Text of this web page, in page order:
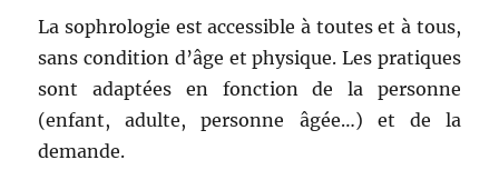
La sophrologie est accessible à toutes et à tous,
sans condition d’âge et physique. Les pratiques
sont adaptées en fonction de la personne
(enfant, adulte, personne âgée…) et de la
demande.